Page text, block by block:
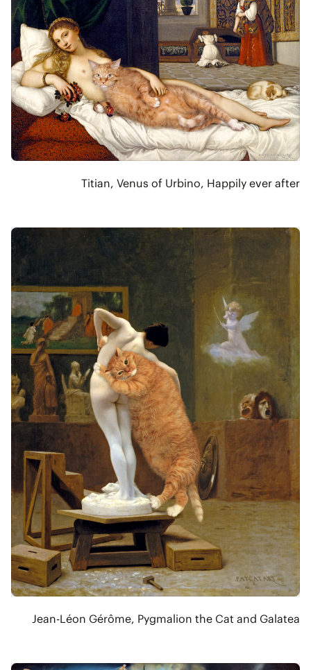
Titian, Venus of Urbino, Happily ever after
Jean-Léon Gérôme, Pygmalion the Cat and Galatea